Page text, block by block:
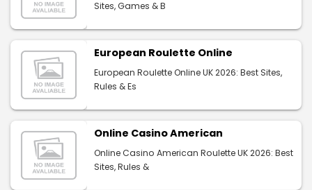
Sites, Games & B
European Roulette Online
European Roulette Online UK 2026: Best Sites,
Rules & Es
Online Casino American
Online Casino American Roulette UK 2026: Best
Sites, Rules &